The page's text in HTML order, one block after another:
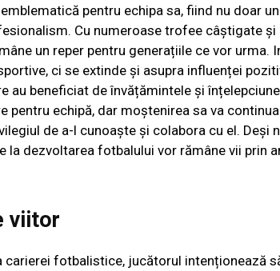
pentru echipa sa, fiind nu doar
Cu numeroase trofee câștigate
un reper pentru generațiile ce vor urma.
ci se extinde și asupra influenței
au beneficiat de învățămintele și
pentru echipă, dar moștenirea sa va
de a-l cunoaște și colabora cu el. Deși
la dezvoltarea fotbalului vor rămâne vii prin
viitor
carierei fotbalistice, jucătorul intenționează